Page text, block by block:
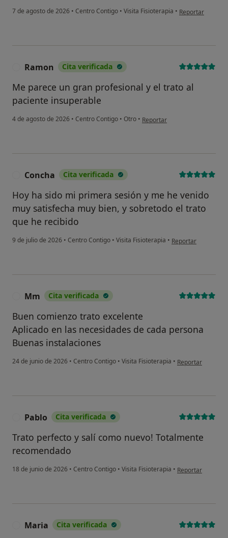
7 de agosto de 2026 • Centro Contigo • Visita Fisioterapia • en opinión del
Reportar
Ramon Cita verificada
Me parece un gran profesional y el trato al
paciente insuperable
4 de agosto de 2026 • Centro Contigo • Otro • en opinión del usuario Ramon
Reportar
Concha Cita verificada
Hoy ha sido mi primera sesión y me he venido
muy satisfecha muy bien, y sobretodo el trato
que he recibido
9 de julio de 2026 • Centro Contigo • Visita Fisioterapia • en opinión del
Reportar
Mm Cita verificada
Buen comienzo trato excelente
Aplicado en las necesidades de cada persona
Buenas instalaciones
24 de junio de 2026 • Centro Contigo • Visita Fisioterapia • en opinión del
Reportar
Pablo Cita verificada
Trato perfecto y salí como nuevo! Totalmente
recomendado
18 de junio de 2026 • Centro Contigo • Visita Fisioterapia • en opinión del
Reportar
Maria Cita verificada